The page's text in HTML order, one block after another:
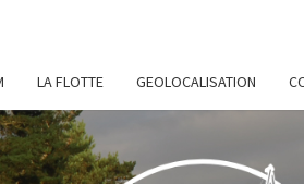
LA FLOTTE GEOLOCALISATION